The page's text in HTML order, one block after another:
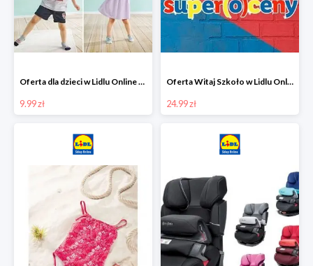
Oferta dla dzieci w Lidlu Online od 9,99 zł
9.99 zł
Oferta Witaj Szkoło w Lidlu Online od 24,99 zł
24.99 zł